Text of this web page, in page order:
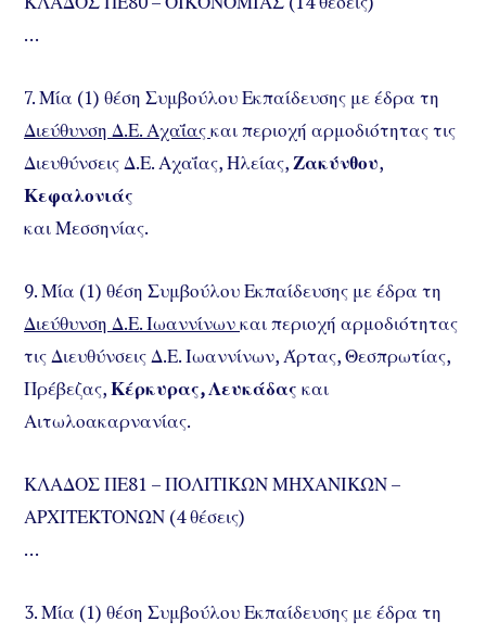
…
7. Μία (1) θέση Συμβούλου Εκπαίδευσης με έδρα τη
Διεύθυνση Δ.Ε. Αχαΐαςκαι περιοχή αρμοδιότητας τις
Διευθύνσεις Δ.Ε. Αχαΐας, Ηλείας,Ζακύνθου,
Κεφαλονιάς
και Μεσσηνίας.
9. Μία (1) θέση Συμβούλου Εκπαίδευσης με έδρα τη
Διεύθυνση Δ.Ε. Ιωαννίνωνκαι περιοχή αρμοδιότητας
τις Διευθύνσεις Δ.Ε. Ιωαννίνων, Άρτας, Θεσπρωτίας,
Πρέβεζας,Κέρκυρας, Λευκάδας και
Αιτωλοακαρνανίας.
ΚΛΑΔΟΣ ΠΕ81 – ΠΟΛΙΤΙΚΩΝ ΜΗΧΑΝΙΚΩΝ –
ΑΡΧΙΤΕΚΤΟΝΩΝ (4 θέσεις)
…
3. Μία (1) θέση Συμβούλου Εκπαίδευσης με έδρα τη